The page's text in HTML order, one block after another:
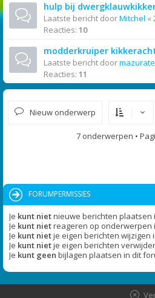
hulp bij
Laatste bericht doorMitchel «
Reacties: 10
modderkruiper
Laatste bericht door
Reacties: 11
Nieuw onderwerp
7 onderwerpen •
FORUMPERMISSIES
Je kunt nietnieuwe berichten plaatsen
Je kunt nietreageren op onderwerpen
Je kunt nietje eigen berichten wijzigen
Je kunt nietje eigen berichten
Je kunt geen bijlagen plaatsen in dit